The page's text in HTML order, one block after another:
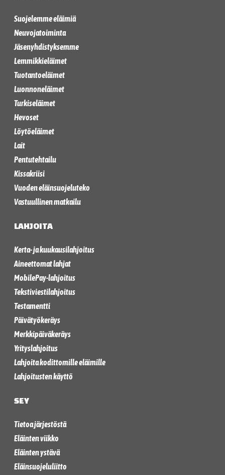
Suojelemme eläimiä
Neuvojatoiminta
Jäsenyhdistyksemme
Lemmikkieläimet
Tuotantoeläimet
Luonnoneläimet
Turkiseläimet
Hevoset
Löytöeläimet
Lait
Pentutehtailu
Kissakriisi
Vuoden eläinsuojeluteko
Vastuullinen matkailu
LAHJOITA
Kerta- ja kuukausilahjoitus
Aineettomat lahjat
MobilePay-lahjoitus
Tekstiviestilahjoitus
Testamentti
Päivätyökeräys
Merkkipäiväkeräys
Yrityslahjoitus
Lahjoita kodittomille eläimille
Lahjoitusten käyttö
SEY
Tietoa järjestöstä
Eläinten viikko
Eläinten ystävä
Eläinsuojeluliitto